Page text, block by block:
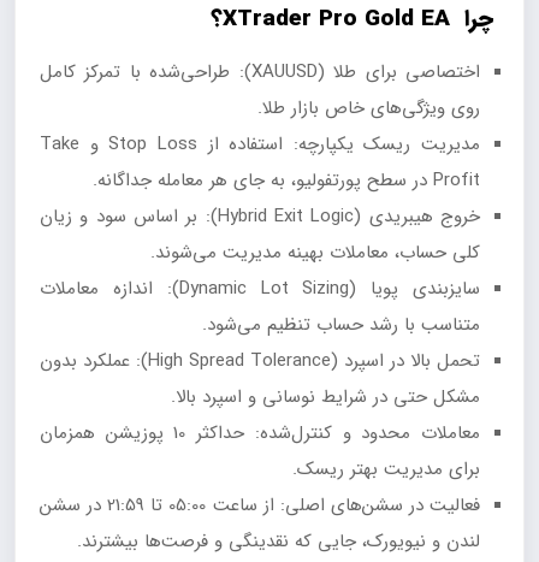
چرا XTrader Pro Gold EA؟
اختصاصی برای طلا (XAUUSD): طراحی‌شده با تمرکز کامل
روی ویژگی‌های خاص بازار طلا.
مدیریت ریسک یکپارچه: استفاده از Stop Loss و Take
Profit در سطح پورتفولیو، به جای هر معامله جداگانه.
خروج هیبریدی (Hybrid Exit Logic): بر اساس سود و زیان
کلی حساب، معاملات بهینه مدیریت می‌شوند.
سایزبندی پویا (Dynamic Lot Sizing): اندازه معاملات
متناسب با رشد حساب تنظیم می‌شود.
تحمل بالا در اسپرد (High Spread Tolerance): عملکرد بدون
مشکل حتی در شرایط نوسانی و اسپرد بالا.
معاملات محدود و کنترل‌شده: حداکثر 10 پوزیشن همزمان
برای مدیریت بهتر ریسک.
فعالیت در سشن‌های اصلی: از ساعت 05:00 تا 21:59 در سشن
لندن و نیویورک، جایی که نقدینگی و فرصت‌ها بیشترند.